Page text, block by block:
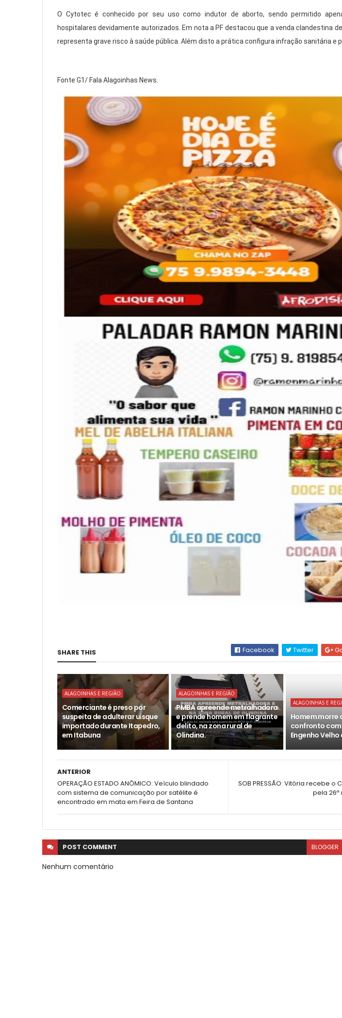
O Cytotec é conhecido por seu uso como indutor de aborto, sendo permitido
hospitalares devidamente autorizados. Em nota a PF destacou que a venda clandestina
representa grave risco à saúde pública. Além disto a prática configura infração sanitária e
Fonte G1/ Fala Alagoinhas News.
SHARE THIS Facebook Twitter
ALAGOINHAS E REGIÃO
Comerciante é preso por
suspeita de adulterar uísque
importado durante Itapedro,
em Itabuna
ALAGOINHAS E REGIÃO
PMBA apreende metralhadora
e prende homem em flagrante
delito, na zona rural de
Olindina.
ALAGOINHAS E
Homem morre
confronto
Engenho
SOB PRESSÃO: Vitória recebe o
pela
ANTERIOR
OPERAÇÃO ESTADO ANÔMICO: Veículo blindado
com sistema de comunicação por satélite é
encontrado em mata em Feira de Santana
POST COMMENT BLOGGER
Nenhum comentário